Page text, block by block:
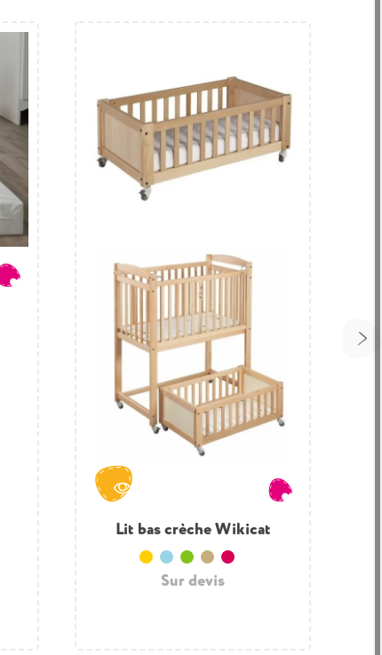
Lit bas crèche Wikicat
Sur devis
JauneBleu clair
Vert clair
BoisFramboise